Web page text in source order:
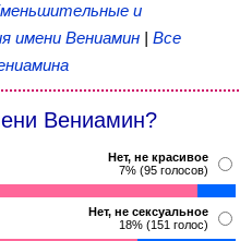
и
имени Вениамин| Все
Вениамин?
Нет, не красивое
7% (95 голосов)
Нет, не сексуальное
18% (151 голос)